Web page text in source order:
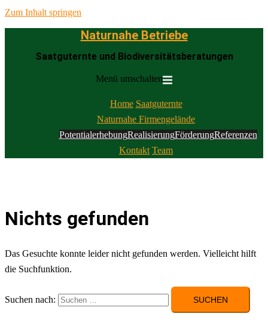
Zum Inhalt springen
Naturnahe Betriebe
Saatguternte und Biodiversitätsberatungen
Menü umschalten
Home Saatguternte
Naturnahe Firmengelände
PotentialerhebungRealisierungFörderungReferenzen
Kontakt Team
Nichts gefunden
Das Gesuchte konnte leider nicht gefunden werden. Vielleicht hilft
die Suchfunktion.
Suchen nach: